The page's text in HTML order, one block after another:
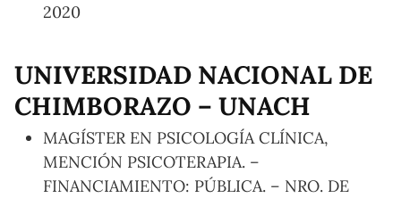
2020
UNIVERSIDAD NACIONAL DE
CHIMBORAZO – UNACH
MAGÍSTER EN PSICOLOGÍA CLÍNICA,
MENCIÓN PSICOTERAPIA. –
FINANCIAMIENTO: PÚBLICA. – NRO. DE